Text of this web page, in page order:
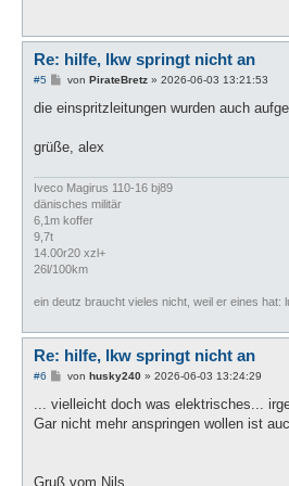
Re: hilfe, lkw springt nicht an
#5
B
i
a
von PirateBretz» 2026-06-03 13:21:53
die einspritzleitungen wurden auch
grüße, alex
Iveco Magirus 110-16 bj89
dänisches militär
6,1m koffer
9,7t
14.00r20 xzl+
26l/100km
ein deutz braucht vieles nicht, weil er eines hat:
Re: hilfe, lkw springt nicht an
#6
B
i
r
von husky240» 2026-06-03 13:24:29
... vielleicht doch was elektrisches...
Gar nicht mehr anspringen wollen ist
Gruß vom Nils